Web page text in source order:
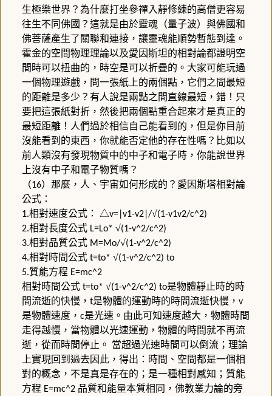
生極樂世界？為什麼打坐參禪入靜修練的高僧更容易
往生不同佛國？這就是由於靈魂（量子波）與佛國和
佛菩薩產生了關聯和連接，讓靈魂能順勢暫態到達。
霍金的空間物理理論以及愛因斯坦的相對論都證明空
間時可以扭曲的，時空是可以折疊的。大家可能玩過
一個物理遊戲，問一張紙上的兩個點，它們之間最短
的距離是多少？有人說是兩點之間直線最短，錯！只
要把這張紙對折，然後把兩個點重合起來才是真正的
最短距離！人們過於相信自己能看到的，但是你目前
沒能看到的東西，你就能否定他的存在性嗎？比如以
前人類沒有發現物質中的中子和電子時，你能說世界
上沒有中子和電子物質嗎？
（16）那麼，人、宇宙如何形成的？愛因斯塔相對論
公式：
1.相對速度公式： △v=|v1-v2|/√(1-v1v2/c^2)
2.相對長度公式 L=Lo* √(1-v^2/c^2)
3.相對品質公式M=Mo/√(1-v^2/c^2)
4.相對時間公式 t=to* √(1-v^2/c^2) to
5.質能方程 E=mc^2
相對時間公式t=to* √(1-v^2/c^2) to是物體靜止時的時
間流逝的快慢， t是物體的運動時的時間流逝快慢， v
是物體速度， c是光速。由此可知速度越大，物體時間
走得越慢，當物體以光速運動，物體的時間就不再流
逝，從而時間停止。 當超過光速時間可以倒流；理論
上實現回到過去因此，得出：時間、空間都是一個相
對的概念，不是真是存在的；是一種相對感知；質能
方程 E=mc^2 品質和能量本質相同，佛教業力論的旁